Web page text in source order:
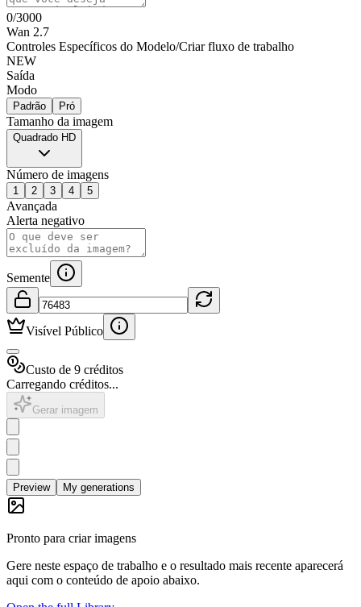
0/3000
Wan 2.7
Controles Específicos do Modelo/Criar fluxo de trabalho
NEW
Saída
Modo
Padrão Pró
Tamanho da imagem
Quadrado HD
Número de imagens
1 2 3 4 5
Avançada
Alerta negativo
Semente
Visível Público
Custo de 9 créditos
Carregando créditos...
Gerar imagem
Preview My generations
Pronto para criar imagens
Gere neste espaço de trabalho e o resultado mais recente aparecerá
aqui com o conteúdo de apoio abaixo.